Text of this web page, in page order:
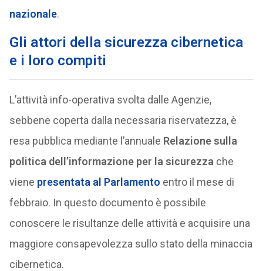
nazionale.
Gli attori della sicurezza cibernetica
e i loro compiti
L’attività info-operativa svolta dalle Agenzie,
sebbene coperta dalla necessaria riservatezza, è
resa pubblica mediante l’annuale Relazione sulla
politica dell’informazione per la sicurezza che
viene presentata al Parlamento entro il mese di
febbraio. In questo documento è possibile
conoscere le risultanze delle attività e acquisire una
maggiore consapevolezza sullo stato della minaccia
cibernetica.